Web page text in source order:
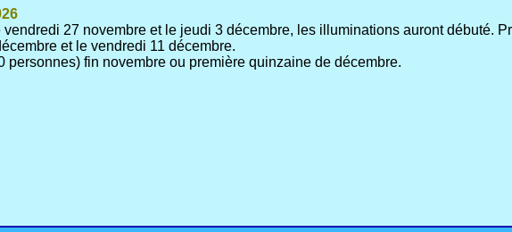
vendredi 27 novembre et le jeudi 3 décembre, les illuminations auront débuté.
et le vendredi 11 décembre.
personnes) fin novembre ou première quinzaine de décembre.